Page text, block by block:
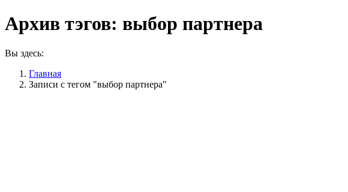
Архив тэгов: выбор партнера
Вы здесь:
Главная
Записи с тегом "выбор партнера"